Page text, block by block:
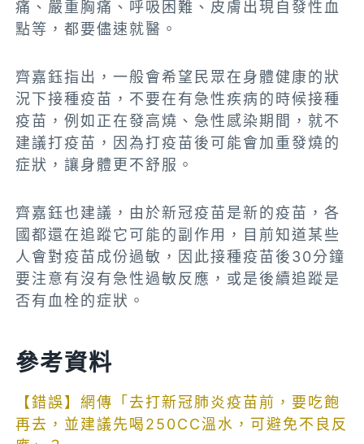
痛、嚴重胸痛、呼吸困難、皮膚出現自發性血
點等，都要儘速就醫。
齊嘉鈺指出，一般會希望民眾在身體健康的狀
況下接種疫苗，不要在有急性疾病的時候接種
疫苗，例如正在發高燒、急性感染期間，就不
建議打疫苗，因為打疫苗後可能會加重發燒的
症狀，讓身體更不舒服。
齊嘉鈺也建議，由於新冠疫苗是新的疫苗，各
國都還在追蹤它可能的副作用，目前知道某些
人會對疫苗成份過敏，因此接種疫苗後30分鐘
要注意有沒有急性過敏反應，或是後續追蹤是
否有血栓的症狀。
參考資料
【錯誤】網傳「去打新冠肺炎疫苗前，要吃飽
再去，並建議先喝250CC溫水，可避免不良反